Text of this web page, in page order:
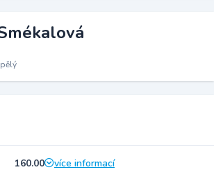
160.00
více informací